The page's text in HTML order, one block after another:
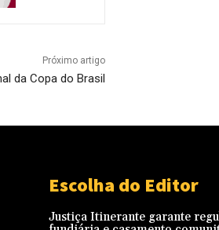
Próximo artigo
da Copa do Brasil
Escolha do Editor
Justiça Itinerante garante